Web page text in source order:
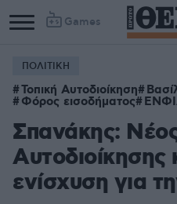
Games
ΠΟΛΙΤΙΚΗ
Τοπική Αυτοδιοίκηση
Φόρος εισοδήματος
Σπανάκης:
Αυτοδιοίκησης
ενίσχυση για